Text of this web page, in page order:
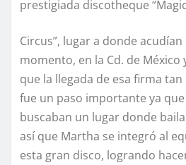
prestigiada discotheque “Magic
Circus”, lugar a donde
momento, en la Cd. de México
que la llegada de esa firma
fue un paso importante ya
buscaban un lugar donde
así que Martha se integró al
esta gran disco, logrando